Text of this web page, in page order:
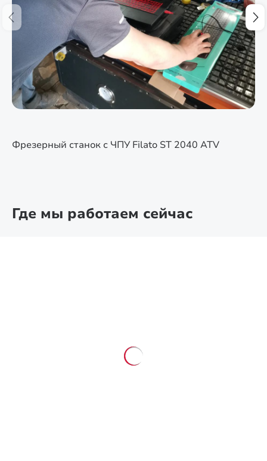
Фрезерный станок с ЧПУ Filato ST 2040 ATV
Где мы работаем сейчас